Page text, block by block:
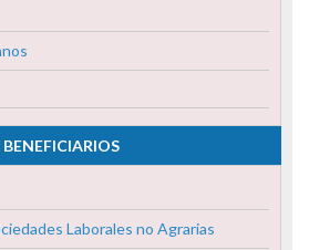
BENEFICIARIOS
Laborales no Agrarias